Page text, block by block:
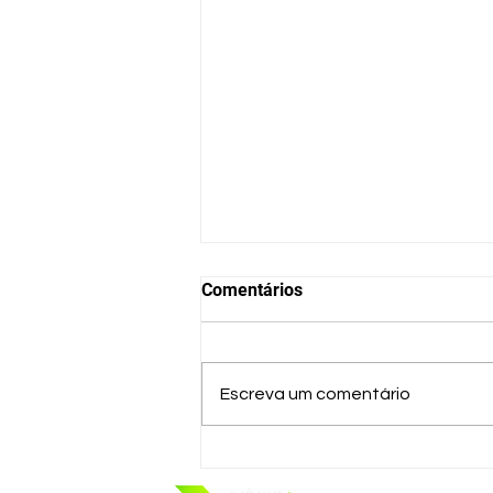
Comentários
Escreva um comentário